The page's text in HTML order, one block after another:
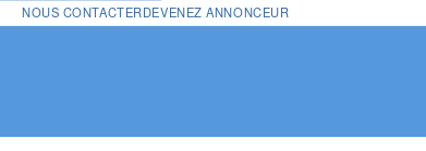
NOUS CONTACTERDEVENEZ ANNONCEUR